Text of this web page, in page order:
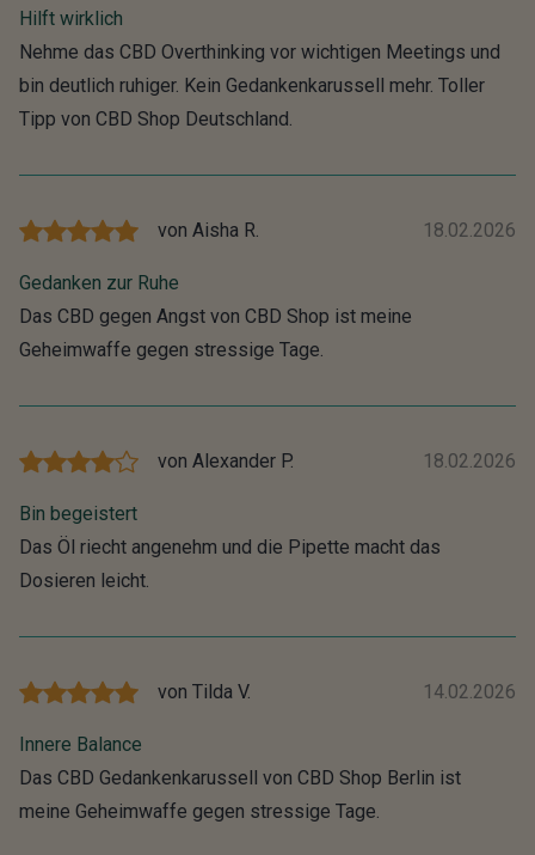
Hilft wirklich
Nehme das CBD Overthinking vor wichtigen Meetings und
bin deutlich ruhiger. Kein Gedankenkarussell mehr. Toller
Tipp von CBD Shop Deutschland.
von Aisha R. 18.02.2026
Gedanken zur Ruhe
Das CBD gegen Angst von CBD Shop ist meine
Geheimwaffe gegen stressige Tage.
von Alexander P. 18.02.2026
Bin begeistert
Das Öl riecht angenehm und die Pipette macht das
Dosieren leicht.
von Tilda V. 14.02.2026
Innere Balance
Das CBD Gedankenkarussell von CBD Shop Berlin ist
meine Geheimwaffe gegen stressige Tage.